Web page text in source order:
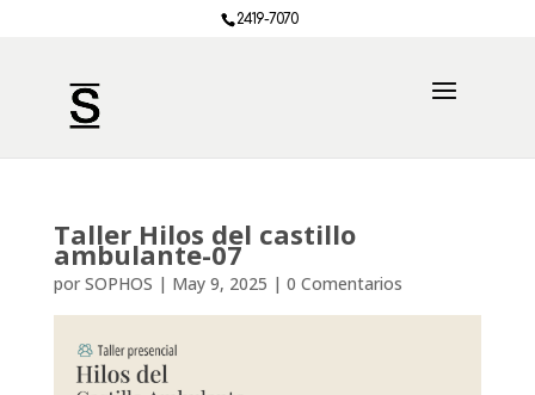
2419-7070
Taller Hilos del castillo
ambulante-07
por SOPHOS | May 9, 2025 | 0 Comentarios